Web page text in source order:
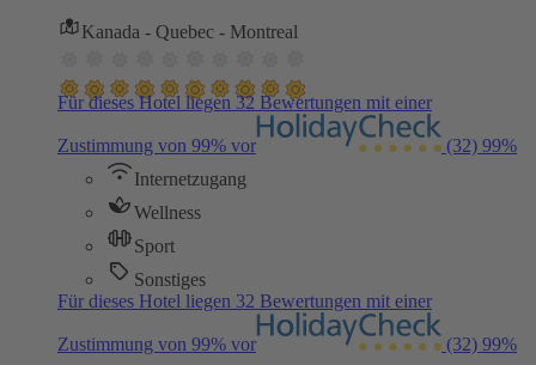
Kanada - Quebec - Montreal
Für dieses Hotel liegen 32 Bewertungen mit einer
Zustimmung von 99% vor (32) 99%
Internetzugang
Wellness
Sport
Sonstiges
Für dieses Hotel liegen 32 Bewertungen mit einer
Zustimmung von 99% vor (32) 99%